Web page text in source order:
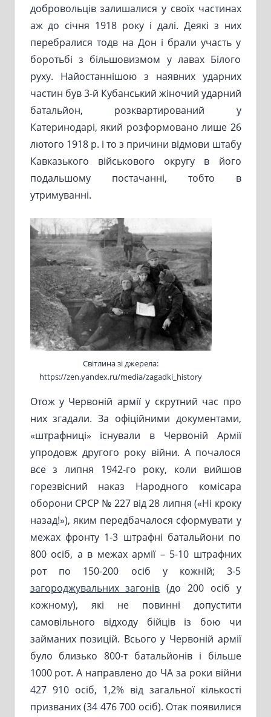
добровольців залишалися у своїх частинах
аж до січня 1918 року і далі. Деякі з них
перебралися тодв на Дон і брали участь у
боротьбі з більшовизмом у лавах Білого
руху. Найостаннішою з наявних ударних
частин був 3-й Кубанський жіночий ударний
батальйон, розквартирований у
Катеринодарі, який розформовано лише 26
лютого 1918 р. і то з причини відмови штабу
Кавказького військового округу в його
подальшому постачанні, тобто в
утримуванні.
Світлина зі джерела:
https://zen.yandex.ru/media/zagadki_history
Отож у Червоній армії у скрутний час про
них згадали. За офіційними документами,
«штрафниці» існували в Червоній Армії
упродовж другого року війни. А почалося
все з липня 1942-го року, коли вийшов
горезвісний наказ Народного комісара
оборони СРСР № 227 від 28 липня («Ні кроку
назад!»), яким передбачалося сформувати у
межах фронту 1-3 штрафні батальйони по
800 осіб, а в межах армії – 5-10 штрафних
рот по 150-200 осіб у кожній; 3-5
загороджувальних загонів (до 200 осіб у
кожному), які не повинні допустити
самовільного відходу бійців із бою чи
займаних позицій. Всього у Червоній армії
було близько 800-т батальйонів і більше
1000 рот. А направлено до ЧА за роки війни
427 910 осіб, 1,2% від загальної кількості
призваних (34 476 700 осіб). Отак появилися